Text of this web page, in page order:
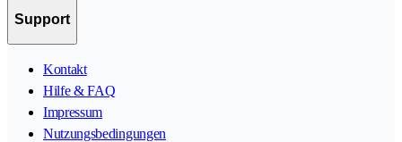
Support
Kontakt
Hilfe & FAQ
Impressum
Nutzungsbedingungen